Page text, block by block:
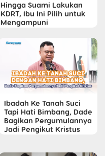
Hingga Suami Lakukan
KDRT, Ibu Ini Pilih untuk
Mengampuni
Ibadah Ke Tanah Suci
Tapi Hati Bimbang, Dade
Bagikan Pergumulannya
Jadi Pengikut Kristus